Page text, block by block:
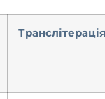
Транслітерація